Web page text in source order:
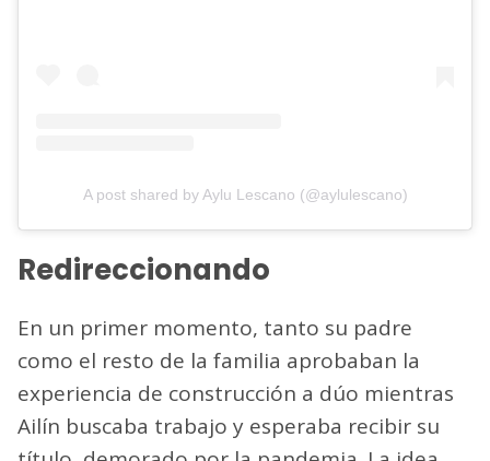
A post shared by Aylu Lescano (@aylulescano)
Redireccionando
En un primer momento, tanto su padre
como el resto de la familia aprobaban la
experiencia de construcción a dúo mientras
Ailín buscaba trabajo y esperaba recibir su